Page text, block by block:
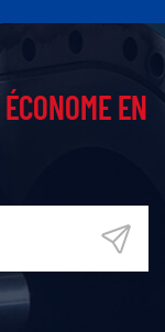
ÉCONOME EN